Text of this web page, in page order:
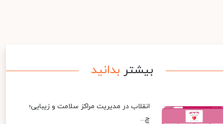
بیشتر بدانید
انقلاب در مدیریت مراکز سلامت و زیبایی؛
چ...